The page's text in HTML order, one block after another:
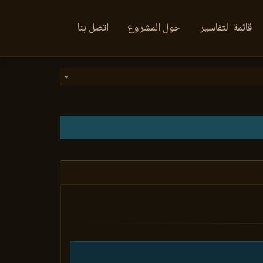
قائمة التفاسير حول المشروع اتصل بنا